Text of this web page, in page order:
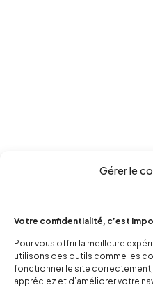
Gérer le
Votre confidentialité, c’est
Pour vous offrir la meilleure
utilisons des outils comme les
fonctionner le site
appréciez et d’améliorer votre
contact@popnbaby.com
+33 01 64 62 14 89